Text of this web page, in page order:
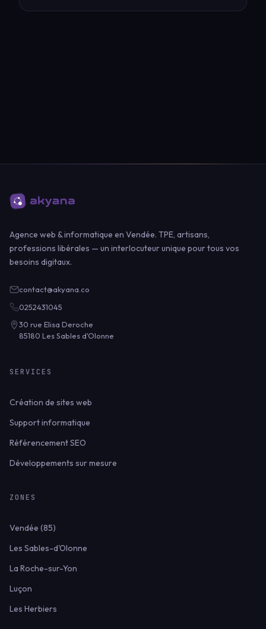
Agence web & informatique en Vendée. TPE, artisans,
professions libérales — un interlocuteur unique pour tous vos
besoins digitaux.
contact@akyana.co
0252431045
30 rue Elisa Deroche
85180 Les Sables d'Olonne
SERVICES
Création de sites web
Support informatique
Référencement SEO
Développements sur mesure
ZONES
Vendée (85)
Les Sables-d'Olonne
La Roche-sur-Yon
Luçon
Les Herbiers